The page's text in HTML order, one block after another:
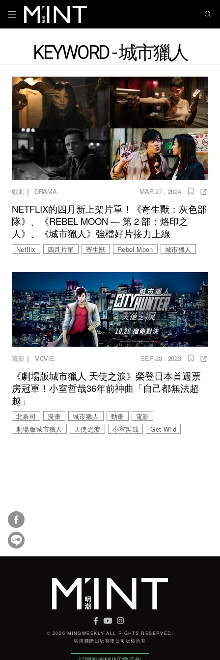
KEYWORD - 城市獵人
戲劇｜ DRAMA MAR 27 , 2024
NETFLIX的四月新上架片單！《寄生獸：灰色部
隊》、《REBEL MOON — 第 2 部：烙印之
人》、《城市獵人》強檔好片接力上線
Netflix 四月片單 寄生獸 Rebel Moon 城市獵人
電影 ｜ MOVIE SEP 28 , 2023
《劇場版城市獵人 天使之淚》榮登日本首週票
房冠軍！小室哲哉36年前神曲「自己都無法超
越」
北条司 漫畫 城市獵人 動畫
電影
劇場版城市獵人
天使之淚 小室哲哉 Get Wild
© 2026 MINGWEEKLY ALL RIGHTS RESERVED.
明周國際岀版有限公司版權所有